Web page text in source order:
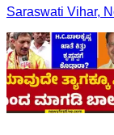
Saraswati Vihar,